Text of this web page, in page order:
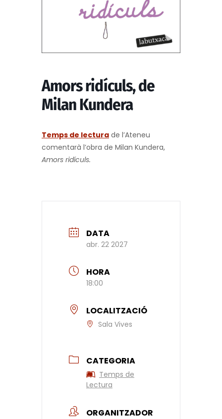
Amors ridículs, de
Milan Kundera
Temps de lectura de l’Ateneu
comentarà l’obra de Milan Kundera,
Amors ridículs.
DATA
abr. 22 2027
HORA
18:00
LOCALITZACIÓ
Sala Vives
CATEGORIA
Temps de
Lectura
ORGANITZADOR